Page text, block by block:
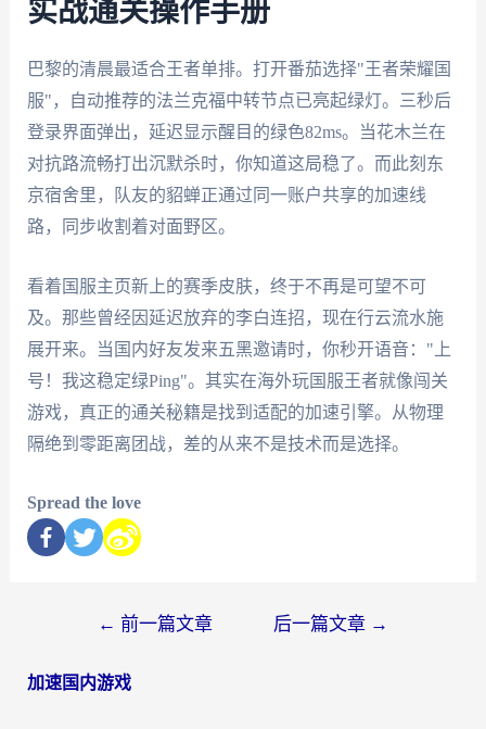
实战通关操作手册
巴黎的清晨最适合王者单排。打开番茄选择"王者荣耀国
服"，自动推荐的法兰克福中转节点已亮起绿灯。三秒后
登录界面弹出，延迟显示醒目的绿色82ms。当花木兰在
对抗路流畅打出沉默杀时，你知道这局稳了。而此刻东
京宿舍里，队友的貂蝉正通过同一账户共享的加速线
路，同步收割着对面野区。
看着国服主页新上的赛季皮肤，终于不再是可望不可
及。那些曾经因延迟放弃的李白连招，现在行云流水施
展开来。当国内好友发来五黑邀请时，你秒开语音："上
号！我这稳定绿Ping"。其实在海外玩国服王者就像闯关
游戏，真正的通关秘籍是找到适配的加速引擎。从物理
隔绝到零距离团战，差的从来不是技术而是选择。
Spread the love
← 前一篇文章 后一篇文章 →
加速国内游戏